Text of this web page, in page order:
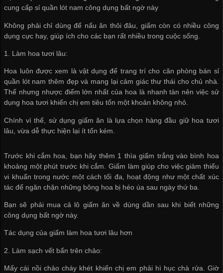
cung cấp sỉ quần lót nam công dụng bất ngờ này
Không phải chỉ dùng để nấu ăn thôi đâu, giấm còn có nhiều công
dụng cực hay, giúp ích cho các bạn rất nhiều trong cuộc sống.
1. Làm hoa tươi lâu:
Hoa luôn được xem là vật dụng để trang trí cho căn phòng bán sỉ
quần lót nam thêm đẹp và mang lại cảm giác thư thái cho chủ nhà.
Thế nhưng nhược điểm lớn nhất của hoa là nhanh tàn nên việc sử
dụng hoa tươi khiến chị em tiêu tốn một khoản không nhỏ.
Chính vì thế, sử dụng giấm ăn là lựa chọn hàng đầu giữ hoa tươi
lâu, vừa dễ thực hiện lại ít tốn kém.
Trước khi cắm hoa, bạn hãy thêm 1 thìa giấm trắng vào bình hoa
khoảng một phút trước khi cắm. Giấm làm giúp cho việc giảm thiểu
vi khuẩn trong nước một cách tối đa, hoạt động như một chất xúc
tác để ngăn chặn những bông hoa bị héo úa sau ngày thứ ba.
Bạn sẽ phải mua cả lô giấm ăn về dùng dần sau khi biết những
công dụng bất ngờ này.
Tác dụng của giấm làm hoa tươi lâu hơn
2. Làm sạch vết bẩn trên chảo:
Mấy cái nồi chảo cháy khét khiến chị em phải hì hục chà rửa. Giờ